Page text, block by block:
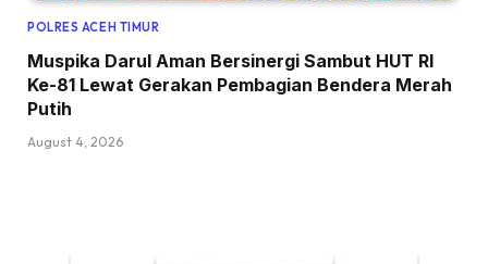
POLRES ACEH TIMUR
Muspika Darul Aman Bersinergi Sambut HUT RI
Ke-81 Lewat Gerakan Pembagian Bendera Merah
Putih
August 4, 2026